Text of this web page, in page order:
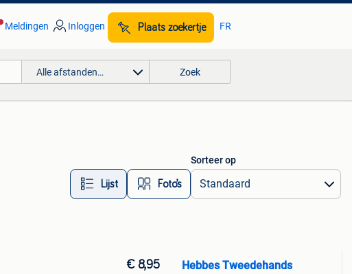
Meldingen Inloggen Plaats zoekertje FR
Alle afstanden… Zoek
Lijst Foto’s
Sorteer op
€ 8,95 Hebbes Tweedehands